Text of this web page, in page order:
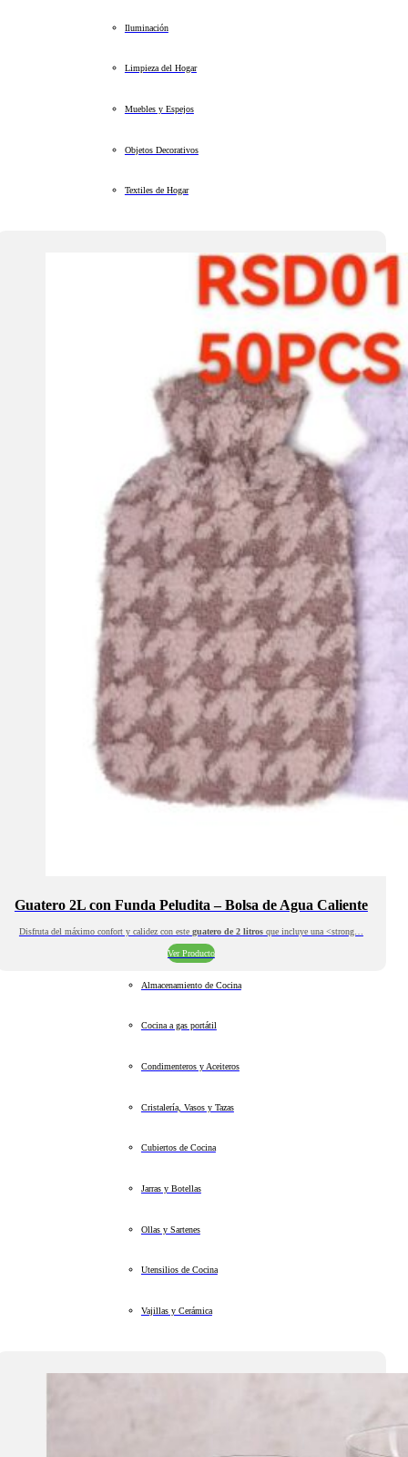
Iluminación
Limpieza del Hogar
Muebles y Espejos
Objetos Decorativos
Textiles de Hogar
Guatero 2L con Funda Peludita – Bolsa de Agua Caliente
Disfruta del máximo confort y calidez con este guatero de 2 litrosque incluye una <strong…
Ver Producto
Almacenamiento de Cocina
Cocina a gas portátil
Condimenteros y Aceiteros
Cristalería, Vasos y Tazas
Cubiertos de Cocina
Jarras y Botellas
Ollas y Sartenes
Utensilios de Cocina
Vajillas y Cerámica